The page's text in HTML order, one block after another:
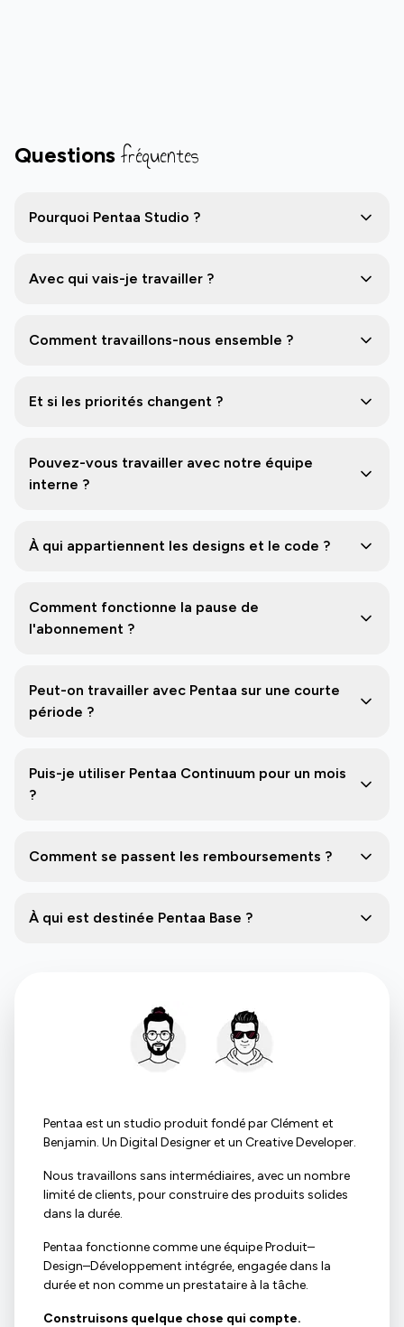
Questions fréquentes
Pourquoi Pentaa Studio ?
Avec qui vais-je travailler ?
Comment travaillons-nous ensemble ?
Et si les priorités changent ?
Pouvez-vous travailler avec notre équipe
interne ?
À qui appartiennent les designs et le code ?
Comment fonctionne la pause de
l'abonnement ?
Peut-on travailler avec Pentaa sur une courte
période ?
Puis-je utiliser Pentaa Continuum pour un mois
?
Comment se passent les remboursements ?
À qui est destinée Pentaa Base ?
Pentaa est un studio produit fondé par Clément et
Benjamin. Un Digital Designer et un Creative Developer.
Nous travaillons sans intermédiaires, avec un nombre
limité de clients, pour construire des produits solides
dans la durée.
Pentaa fonctionne comme une équipe Produit–
Design–Développement intégrée, engagée dans la
durée et non comme un prestataire à la tâche.
Construisons quelque chose qui compte.